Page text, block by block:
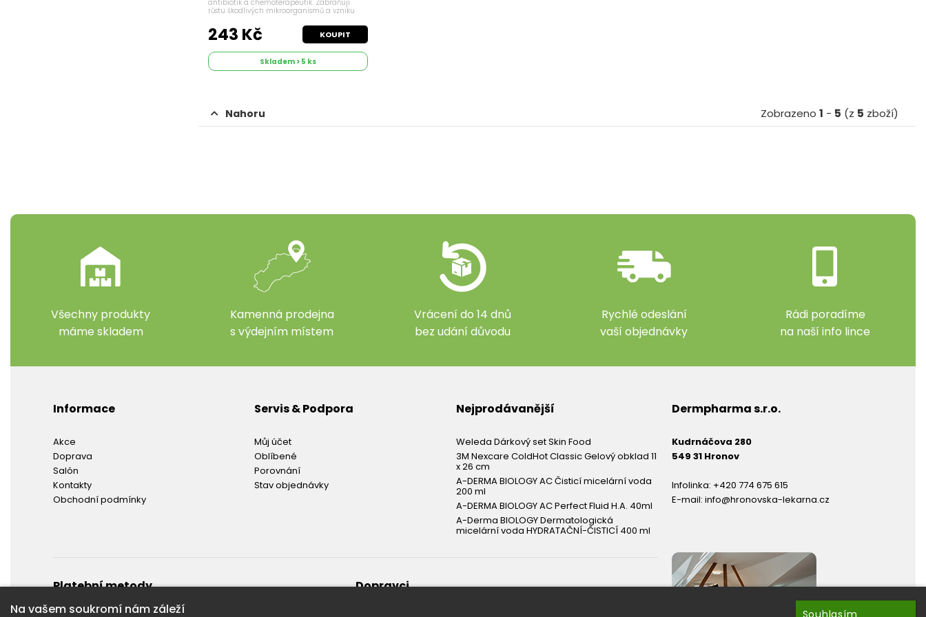
antibiotik a chemoterapeutik. Zabraňují
růstu škodlivých mikroorganismů a vzniku
stravitelnost potravy a vstřebávání živin;...
243 Kč KOUPIT
Skladem > 5 ks
Nahoru Zobrazeno 1 - 5 (z 5 zboží)
Všechny produkty
máme skladem
Kamenná prodejna
s výdejním místem
Vrácení do 14 dnů
bez udání důvodu
Rychlé odeslání
vaší objednávky
Rádi poradíme
na naší info lince
Informace
Akce
Doprava
Salón
Kontakty
Obchodní podmínky
Servis & Podpora
Můj účet
Oblíbené
Porovnání
Stav objednávky
Nejprodávanější
Weleda Dárkový set Skin Food
3M Nexcare ColdHot Classic Gelový obklad 11
x 26 cm
A-DERMA BIOLOGY AC Čisticí micelární voda
200 ml
A-DERMA BIOLOGY AC Perfect Fluid H.A. 40ml
A-Derma BIOLOGY Dermatologická
micelární voda HYDRATAČNÍ-ČISTICÍ 400 ml
Platební metody
Bezhotovostní platební metody
Dopravci
Dermpharma s.r.o.
Kudrnáčova 280
549 31 Hronov
Infolinka: +420 774 675 615
E-mail: info@hronovska-lekarna.cz
Na vašem soukromí nám záleží Souhlasím